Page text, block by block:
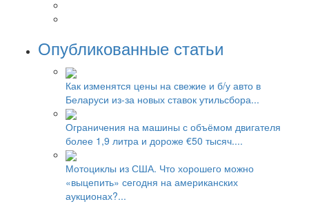
Опубликованные статьи
Как изменятся цены на свежие и б/у авто в
Беларуси из-за новых ставок утильсбора...
Ограничения на машины с объёмом двигателя
более 1,9 литра и дороже €50 тысяч....
Мотоциклы из США. Что хорошего можно
«выцепить» сегодня на американских
аукционах?...